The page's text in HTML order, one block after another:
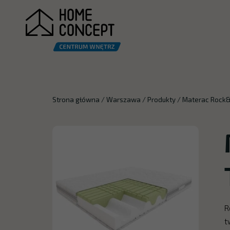
Strona główna /Warszawa /Produkty / Materac